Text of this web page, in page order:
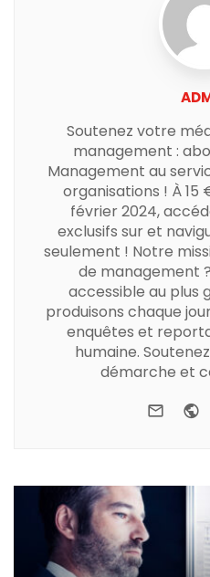
Soutenez votre
management :
Management au
organisations ! À
février 2024,
exclusifs sur et
seulement ! Notre
de management
accessible au plus
produisons chaque
enquêtes et
humaine.
démarche et
e-